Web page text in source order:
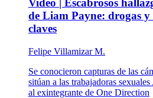
Video | Escabrosos
de Liam Payne: drogas y
claves
Felipe Villamizar M.
Se conocieron capturas de las
sitúan a las trabajadoras
al exintegrante de One Direction